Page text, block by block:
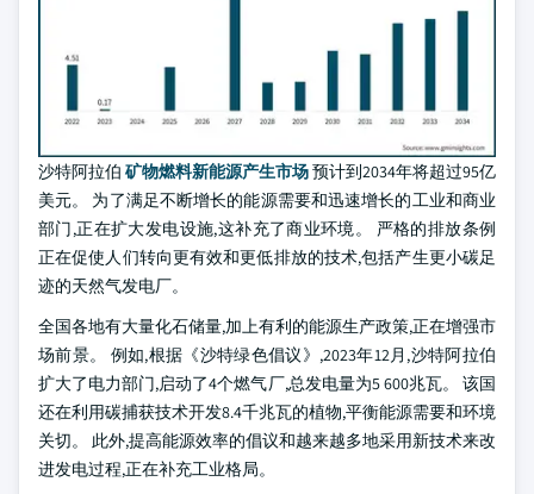
沙特阿拉伯 矿物燃料新能源产生市场预计到2034年将超过95亿
美元。 为了满足不断增长的能源需要和迅速增长的工业和商业
部门,正在扩大发电设施,这补充了商业环境。 严格的排放条例
正在促使人们转向更有效和更低排放的技术,包括产生更小碳足
迹的天然气发电厂。
全国各地有大量化石储量,加上有利的能源生产政策,正在增强市
场前景。 例如,根据《沙特绿色倡议》,2023年12月,沙特阿拉伯
扩大了电力部门,启动了4个燃气厂,总发电量为5 600兆瓦。 该国
还在利用碳捕获技术开发8.4千兆瓦的植物,平衡能源需要和环境
关切。 此外,提高能源效率的倡议和越来越多地采用新技术来改
进发电过程,正在补充工业格局。